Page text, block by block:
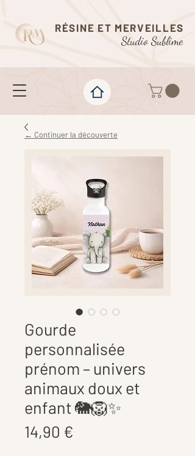
RÉSINE ET MERVEILLES
Studio Sublime
Gourde
personnalisée
prénom – univers
animaux doux et
enfant 🐘🦁✨
14,90 €
← Continuer la découverte